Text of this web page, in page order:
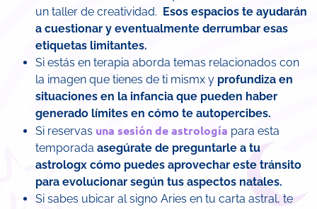
un taller de creatividad. Esos espacios te ayudarán
a cuestionar y eventualmente derrumbar esas
etiquetas limitantes.
Si estás en terapia aborda temas relacionados con
la imagen que tienes de ti mismx y profundiza en
situaciones en la infancia que pueden haber
generado límites en cómo te autopercibes.
Si reservas una sesión de astrología para esta
temporada asegúrate de preguntarle a tu
astrologx cómo puedes aprovechar este tránsito
para evolucionar según tus aspectos natales.
Si sabes ubicar al signo Aries en tu carta astral, te